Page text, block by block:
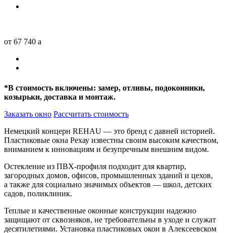
от 67 740 a
*В стоимость включены: замер, отливы, подоконники,
козырьки, доставка и монтаж.
Заказать окно Рассчитать стоимость
Немецкий концерн REHAU — это бренд с давней историей.
Пластиковые окна Рехау известны своим высоким качеством,
вниманием к инновациям и безупречным внешним видом.
Остекление из ПВХ-профиля подходит для квартир,
загородных домов, офисов, промышленных зданий и цехов,
а также для социально значимых объектов — школ, детских
садов, поликлиник.
Теплые и качественные оконные конструкции надежно
защищают от сквозняков, не требовательны в уходе и служат
десятилетиями. Установка пластиковых окон в Алексеевском